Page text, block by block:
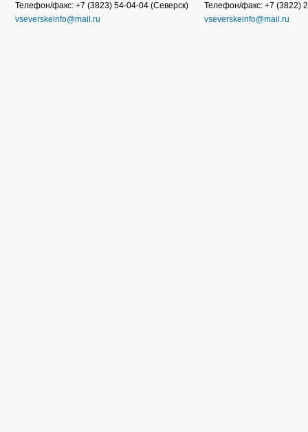
Телефон/факс: +7 (3823) 54-04-04 (Северск)
vseverskeinfo@mail.ru
Телефон/факс: +7 (3822)
vseverskeinfo@mail.ru